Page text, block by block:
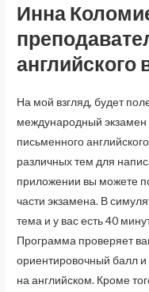
Инна
английского
На мой взгляд, будет
международный экзамен
письменного
различных тем для
приложении вы можете
части экзамена. В
тема и у вас есть 40
Программа проверяет
ориентировочный балл и
на английском. Кроме